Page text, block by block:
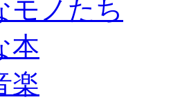
モノたち
本
楽